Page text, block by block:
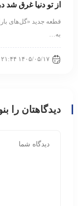
از تو دنیا غرق شد
قطعه جدید «گل‌های
به…
۱۴۰۵/۰۵/۱۷ ۲۱:۴۴
دیدگاهتان را